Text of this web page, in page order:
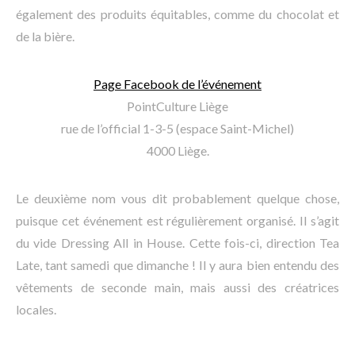
également des produits équitables, comme du chocolat et
de la bière.
Page Facebook de l’événement
PointCulture Liège
rue de l’official 1-3-5 (espace Saint-Michel)
4000 Liège.
Le deuxième nom vous dit probablement quelque chose,
puisque cet événement est régulièrement organisé. Il s’agit
du vide Dressing All in House. Cette fois-ci, direction Tea
Late, tant samedi que dimanche ! Il y aura bien entendu des
vêtements de seconde main, mais aussi des créatrices
locales.